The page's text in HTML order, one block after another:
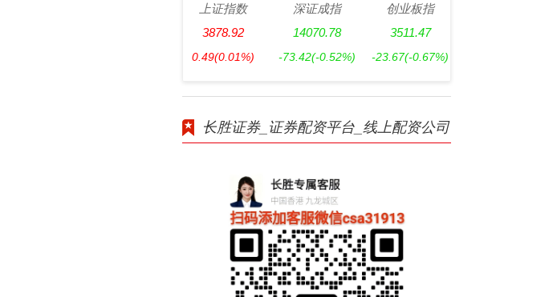
上证指数
3878.92
0.49(0.01%)
深证成指
14070.78
-73.42(-0.52%)
创业板指
3511.47
-23.67(-0.67%)
长胜证券_证券配资平台_线上配资公司